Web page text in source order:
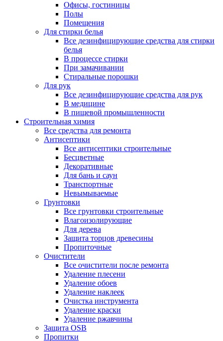
Офисы, гостиницы
Полы
Помещения
Для стирки белья
Все дезинфицирующие средства для стирки
белья
В процессе стирки
При замачивании
Стиральные порошки
Для рук
Все дезинфицирующие средства для рук
В медицине
В пищевой промышленности
Строительная химия
Все средства для ремонта
Антисептики
Все антисептики строительные
Бесцветные
Декоративные
Для бань и саун
Транспортные
Невымываемые
Грунтовки
Все грунтовки строительные
Влагоизолирующие
Для дерева
Защита торцов древесины
Пропиточные
Очистители
Все очистители после ремонта
Удаление плесени
Удаление обоев
Удаление наклеек
Очистка инструмента
Удаление краски
Удаление ржавчины
Защита OSB
Пропитки